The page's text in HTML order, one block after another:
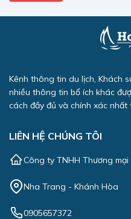
Kênh thông tin du lịch, Khách
nhiều thông tin bổ ích khác
cách đầy đủ và chính xác nhất
LIÊN HỆ CHÚNG TÔI
Công ty TNHH Thương
Nha Trang - Khánh Hòa
0905657372